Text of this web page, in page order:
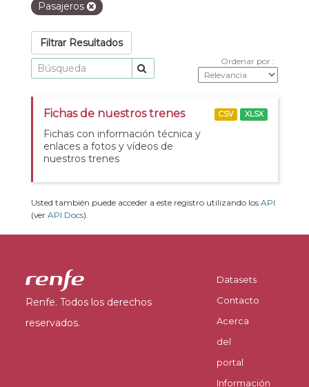
Pasajeros
Filtrar Resultados
Ordenar por
Fichas de nuestros trenes
Fichas con información técnica y
enlaces a fotos y vídeos de
nuestros trenes
CSV XLSX
Usted también puede acceder a este registro utilizando los API
(ver API Docs).
Renfe. Todos los derechos
reservados.
Datasets
Contacto
Acerca
del
portal
Información